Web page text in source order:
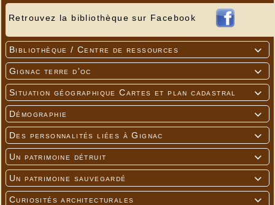
Retrouvez la bibliothèque sur Facebook

Bibliothèque / Centre de ressources

Gignac terre d'oc

Situation géographique Cartes et plan cadastral

Démographie

Des personnalités liées à Gignac

Un patrimoine détruit

Un patrimoine sauvegardé

Curiosités architecturales